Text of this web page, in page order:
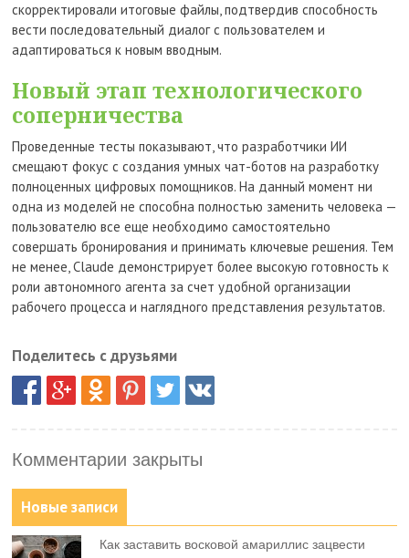
скорректировали итоговые файлы, подтвердив способность
вести последовательный диалог с пользователем и
адаптироваться к новым вводным.
Новый этап технологического
соперничества
Проведенные тесты показывают, что разработчики ИИ
смещают фокус с создания умных чат-ботов на разработку
полноценных цифровых помощников. На данный момент ни
одна из моделей не способна полностью заменить человека —
пользователю все еще необходимо самостоятельно
совершать бронирования и принимать ключевые решения. Тем
не менее, Claude демонстрирует более высокую готовность к
роли автономного агента за счет удобной организации
рабочего процесса и наглядного представления результатов.
Поделитесь с друзьями
Комментарии закрыты
Новые записи
Как заставить восковой амариллис зацвести